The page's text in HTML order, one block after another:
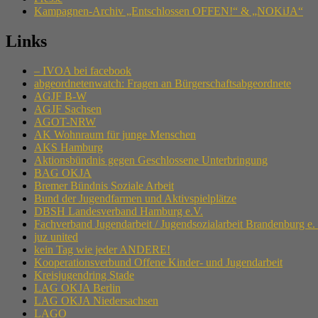
Kampagnen-Archiv „Entschlossen OFFEN!“ & „NOKiJA“
Links
– IVOA bei facebook
abgeordnetenwatch: Fragen an Bürgerschaftsabgeordnete
AGJF B-W
AGJF Sachsen
AGOT-NRW
AK Wohnraum für junge Menschen
AKS Hamburg
Aktionsbündnis gegen Geschlossene Unterbringung
BAG OKJA
Bremer Bündnis Soziale Arbeit
Bund der Jugendfarmen und Aktivspielplätze
DBSH Landesverband Hamburg e.V.
Fachverband Jugendarbeit / Jugendsozialarbeit Brandenburg e.
juz united
kein Tag wie jeder ANDERE!
Kooperationsverbund Offene Kinder- und Jugendarbeit
Kreisjugendring Stade
LAG OKJA Berlin
LAG OKJA Niedersachsen
LAGO